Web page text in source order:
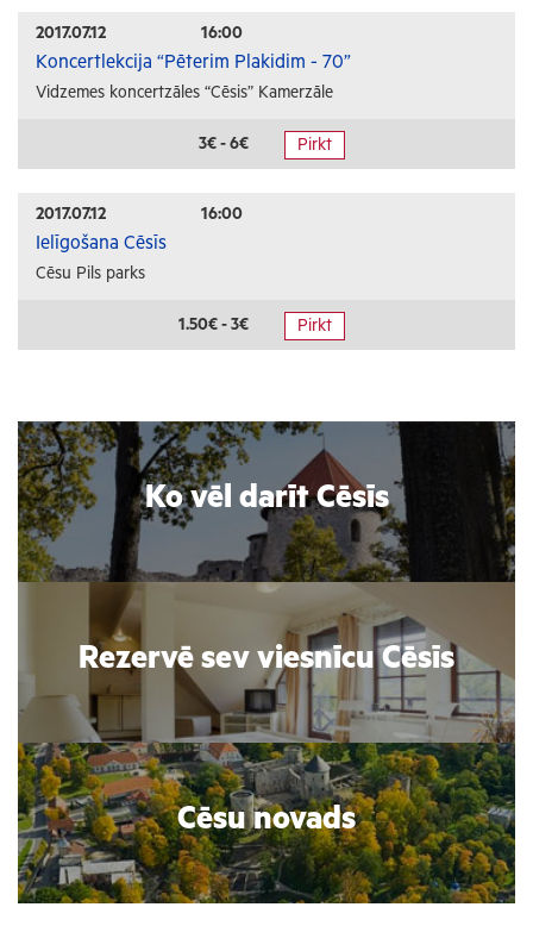
2017.07.12 16:00
Koncertlekcija “Pēterim Plakidim - 70”
Vidzemes koncertzāles “Cēsis” Kamerzāle
3€ - 6€ Pirkt
2017.07.12 16:00
Ielīgošana Cēsīs
Cēsu Pils parks
1.50€ - 3€ Pirkt
Ko vēl darīt Cēsīs
Rezervē sev viesnīcu Cēsīs
Cēsu novads